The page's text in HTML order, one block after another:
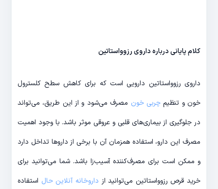
کلام پایانی درباره داروی رزوواستاتین
داروی رزوواستاتین دارویی است که برای کاهش سطح کلسترول
خون و تنظیمچربی‌ خون مصرف می‌شود و از این طریق، می‌تواند
در جلوگیری از بیماری‌های قلبی و عروقی موثر باشد. با وجود اهمیت
مصرف این دارو، استفاده همزمان آن با برخی از داروها تداخل دارد
و ممکن است برای مصرف‌کننده آسیب‌زا باشد. شما می‌توانید برای
خرید قرص رزوواستاتین می‌توانید از داروخانه آنلاین حال استفاده